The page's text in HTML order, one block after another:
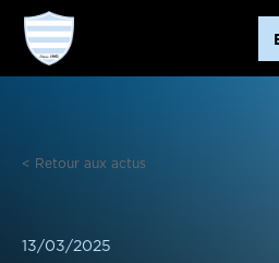
Aller
contenu
< Retour aux actus
13/03/2025